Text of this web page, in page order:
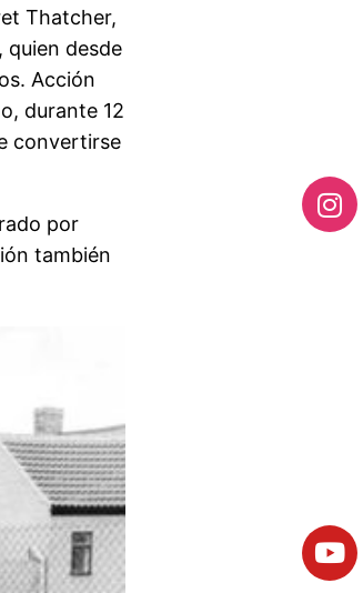
Thatcher,
quien desde
Acción
durante 12
convertirse
por
también